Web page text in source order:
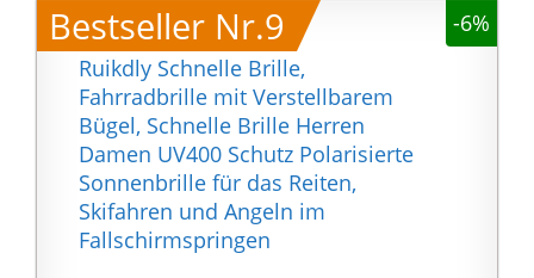
Bestseller Nr.9
-6%
Ruikdly Schnelle Brille,
Fahrradbrille mit Verstellbarem
Bügel, Schnelle Brille Herren
Damen UV400 Schutz Polarisierte
Sonnenbrille für das Reiten,
Skifahren und Angeln im
Fallschirmspringen